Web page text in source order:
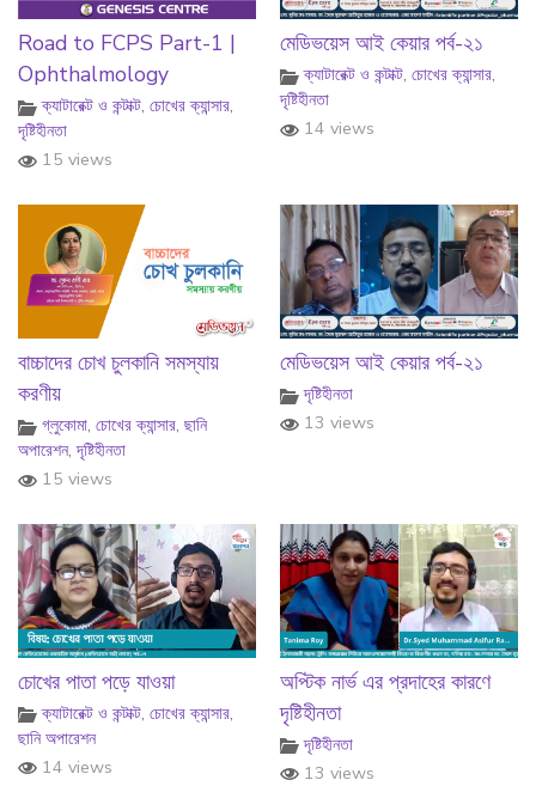
Road to FCPS Part-1 |
Ophthalmology
ক্যাটারেক্ট ও কন্টাক্ট, চোখের ক্যান্সার,
দৃষ্টিহীনতা
15 views
মেডিভয়েস আই কেয়ার পর্ব-২১
ক্যাটারেক্ট ও কন্টাক্ট, চোখের ক্যান্সার,
দৃষ্টিহীনতা
14 views
বাচ্চাদের চোখ চুলকানি সমস্যায়
করণীয়
গ্লুকোমা, চোখের ক্যান্সার, ছানি
অপারেশন,দৃষ্টিহীনতা
15 views
মেডিভয়েস আই কেয়ার পর্ব-২১
দৃষ্টিহীনতা
13 views
চোখের পাতা পড়ে যাওয়া
ক্যাটারেক্ট ও কন্টাক্ট, চোখের ক্যান্সার,
ছানি অপারেশন
14 views
অপ্টিক নার্ভ এর প্রদাহের কারণে
দৃষ্টিহীনতা
দৃষ্টিহীনতা
13 views